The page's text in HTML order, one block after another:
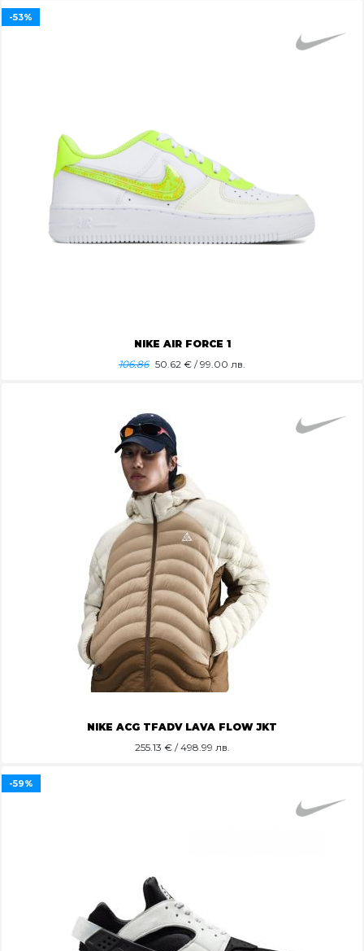
NIKE AIR FORCE 1
106.86 50.62 € / 99.00 лв.
-53%
NIKE ACG TFADV LAVA FLOW JKT
255.13 € / 498.99 лв.
-59%